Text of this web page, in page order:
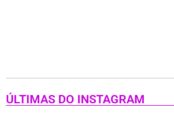
ÚLTIMAS DO INSTAGRAM